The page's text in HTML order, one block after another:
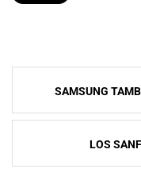
Navegación
de
SAMSUNG
LOS